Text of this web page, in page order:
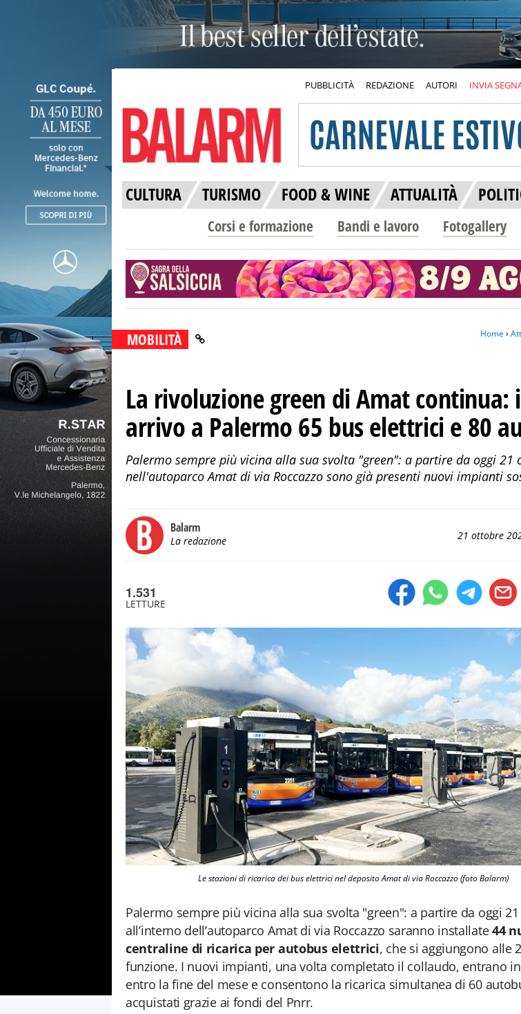
PUBBLICITÀ REDAZIONE AUTORI INVIA
CULTURA TURISMO FOOD & WINE ATTUALITÀ
Corsi e formazione Bandi e lavoro Fotogallery
MOBILITÀ Home›
La rivoluzione green di Amat continua:
arrivo a Palermo 65 bus elettrici e 80
Palermo sempre più vicina alla sua svolta "green": a partire da oggi 21
nell'autoparco Amat di via Roccazzo sono già presenti nuovi impianti
Balarm
La redazione 21 ottobre
1.531
LETTURE
Le stazioni di ricarica dei bus elettrici nel deposito Amat di via Roccazzo (foto Balarm)
Palermo sempre più vicina alla sua svolta "green": a partire da oggi
all’interno dell’autoparco Amat di via Roccazzo saranno installate44
centraline di ricarica per autobus elettrici, che si aggiungono alle
funzione. I nuovi impianti, una volta completato il collaudo, entrano
entro la fine del mese e consentono la ricarica simultanea di 60
acquistati grazie ai fondi del Pnrr.